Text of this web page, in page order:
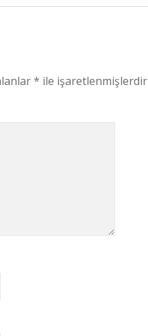
* ile işaretlenmişlerdir